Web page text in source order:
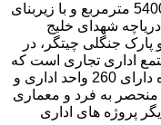
برج مجلل لکسون در زمینی به مساحت 5400 مترمربع و با زیربنای
دریاچه شهدای خلیج
جنگلی چیتگر، در
اداری تجاری است که
در 30 طبقه طراحی شده است. این پروژه دارای 260 واحد اداری و
منحصر به فرد و معماری
پروژه های اداری